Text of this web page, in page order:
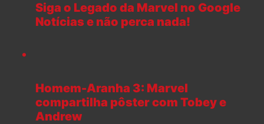
Siga o Legado da Marvel no Google
Notícias e não perca nada!
Homem-Aranha 3: Marvel
compartilha pôster com Tobey e
Andrew